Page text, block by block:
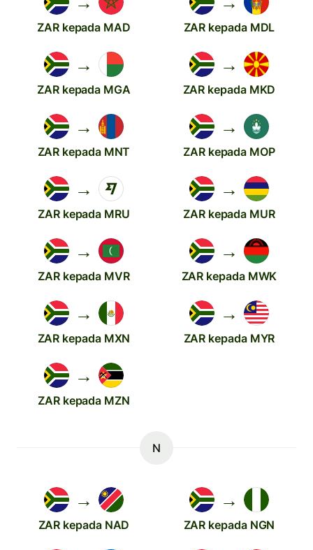
ZAR kepada MAD ZAR kepada MDL
→
ZAR kepada MGA
→
ZAR kepada MKD
→
ZAR kepada MNT
→
ZAR kepada MOP
→
ZAR kepada MRU
→
ZAR kepada MUR
→
ZAR kepada MVR
→
ZAR kepada MWK
→
ZAR kepada MXN
→
ZAR kepada MYR
→
ZAR kepada MZN
N
→
ZAR kepada NAD
→
ZAR kepada NGN